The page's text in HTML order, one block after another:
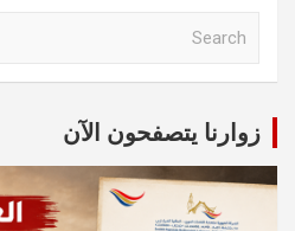
c
h
زوارنا يتصفحون الآن